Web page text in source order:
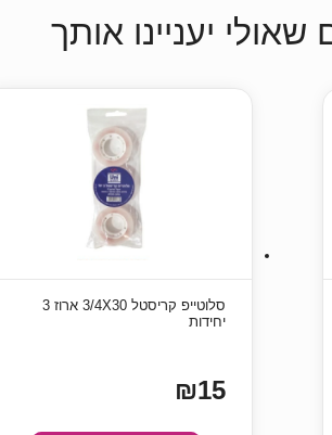
שאולי יעניינו אותך
סלוטייפ קריסטל 3/4X30 ארוז 3
יחידות
₪15